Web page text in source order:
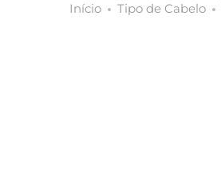
Início Tipo de Cabelo